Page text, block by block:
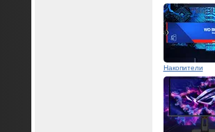
Накопители